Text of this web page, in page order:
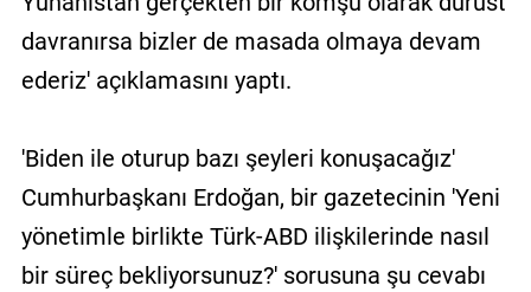
davranırsa bizler de masada olmaya devam
ederiz' açıklamasını yaptı.
'Biden ile oturup bazı şeyleri konuşacağız'
Cumhurbaşkanı Erdoğan, bir gazetecinin 'Yeni
yönetimle birlikte Türk-ABD ilişkilerinde nasıl
bir süreç bekliyorsunuz?' sorusuna şu cevabı